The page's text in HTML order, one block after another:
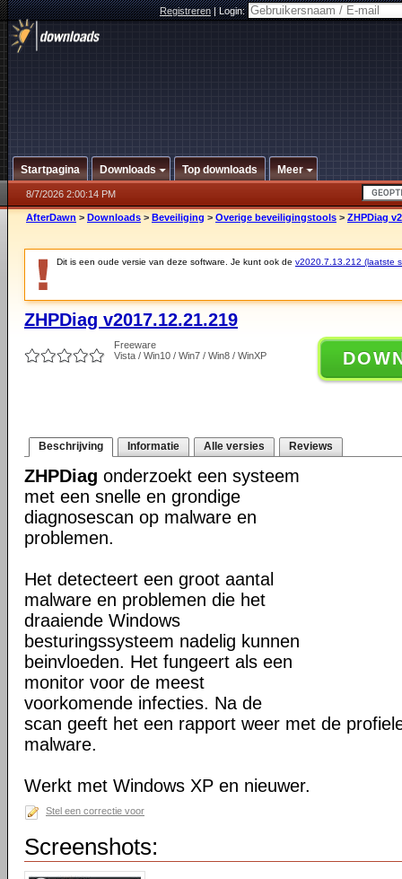
Registreren|Login:
Startpagina Downloads Top downloads Meer
8/7/2026 2:00:14 PM
AfterDawn > Downloads > Beveiliging > Overige beveiligingstools > ZHPDiag
Dit is een oude versie van deze software. Je kunt ook de v2020.7.13.212 (laatste
ZHPDiag v2017.12.21.219
Freeware
Vista / Win10 / Win7 / Win8 / WinXP
Beschrijving Informatie Alle versies Reviews
ZHPDiag onderzoekt een systeem
met een snelle en grondige
diagnosescan op malware en
problemen.
Het detecteert een groot aantal
malware en problemen die het
draaiende Windows
besturingssysteem nadelig kunnen
beinvloeden. Het fungeert als een
monitor voor de meest
voorkomende infecties. Na de
scan geeft het een rapport weer met de
malware.
Werkt met Windows XP en nieuwer.
Stel een correctie voor
Screenshots: